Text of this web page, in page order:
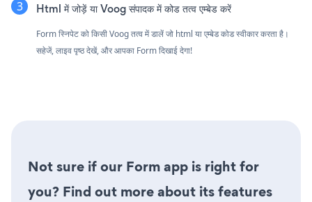
Html में जोड़ें या Voog संपादक में कोड तत्व एम्बेड करें
Form स्निपेट को किसी Voog तत्व में डालें जो html या एम्बेड कोड स्वीकार करता है।
सहेजें, लाइव पृष्ठ देखें, और आपका Form दिखाई देगा!
Not sure if our Form app is right for
you? Find out more about its features